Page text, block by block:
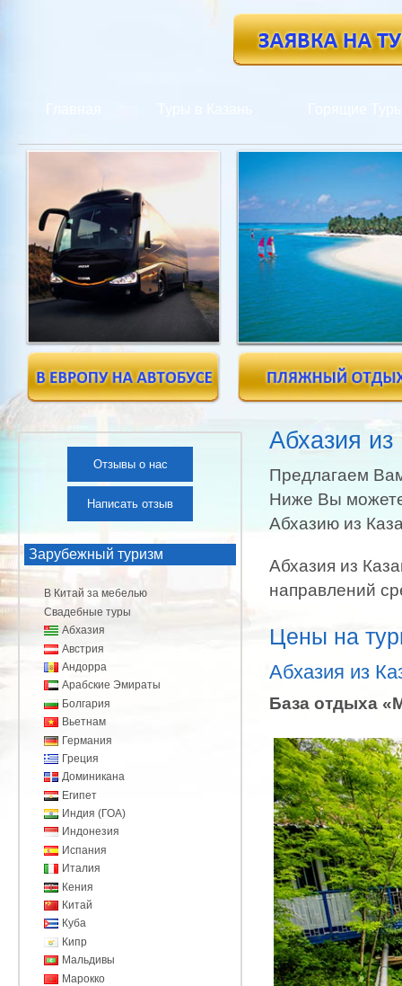
Абхазия из
Предлагаем
Ниже Вы
Абхазию из
Абхазия из
направлений
Цены на
Абхазия из
База отдыха
Отзывы о нас
Написать отзыв
Зарубежный туризм
В Китай за мебелью
Свадебные туры
Абхазия
Австрия
Андорра
Арабские Эмираты
Болгария
Вьетнам
Германия
Греция
Доминикана
Египет
Индия (ГОА)
Индонезия
Испания
Италия
Кения
Китай
Куба
Кипр
Мальдивы
Марокко